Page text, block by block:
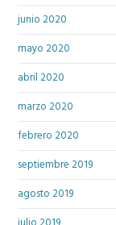
junio 2020
mayo 2020
abril 2020
marzo 2020
febrero 2020
septiembre 2019
agosto 2019